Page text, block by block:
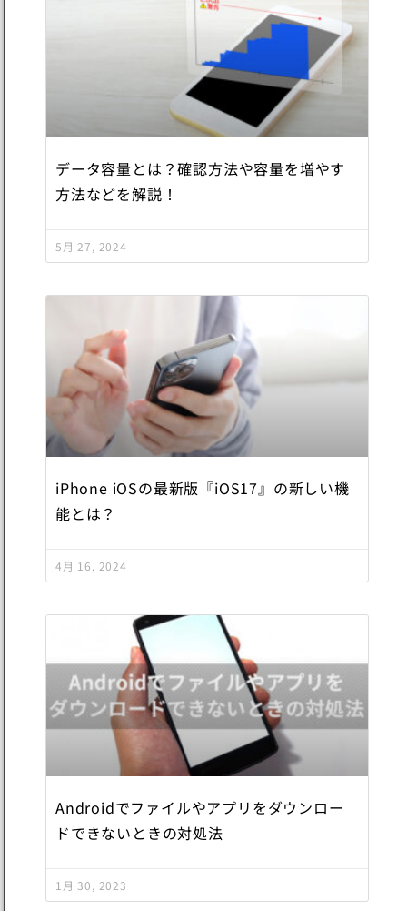
データ容量とは？確認方法や容量を増やす
方法などを解説！
5月 27, 2024
iPhone iOSの最新版『iOS17』の新しい機
能とは？
4月 16, 2024
Androidでファイルやアプリをダウンロー
ドできないときの対処法
1月 30, 2023